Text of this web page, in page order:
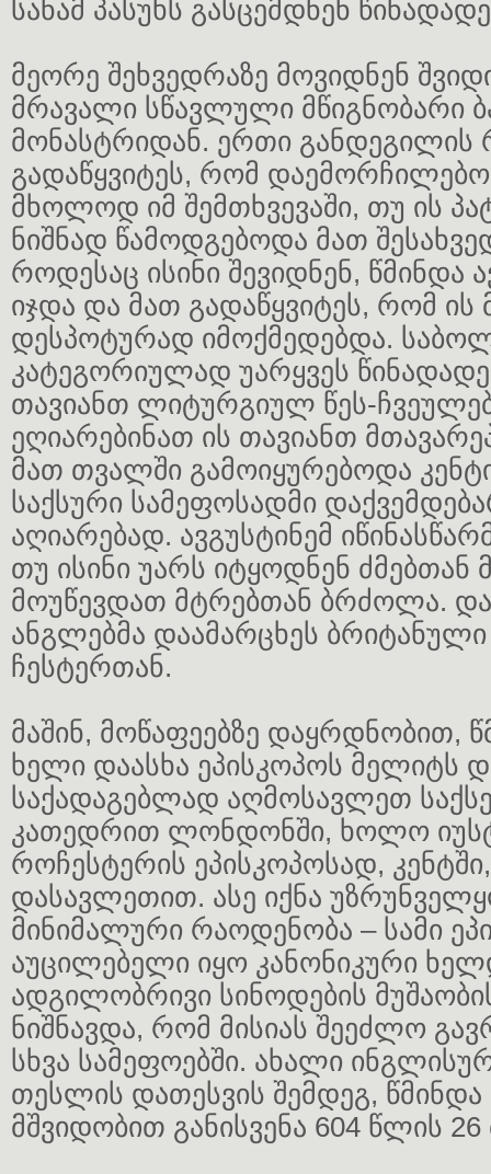
სანამ პასუხს გასცემდნენ
მეორე შეხვედრაზე მოვიდნენ
მრავალი სწავლული მწიგნობარი
მონასტრიდან. ერთი განდეგილის
გადაწყვიტეს, რომ
მხოლოდ იმ შემთხვევაში, თუ ის
ნიშნად წამოდგებოდა მათ
როდესაც ისინი შევიდნენ, წმინდა
იჯდა და მათ გადაწყვიტეს, რომ ის
დესპოტურად იმოქმედებდა.
კატეგორიულად უარყვეს
თავიანთ ლიტურგიულ წეს-
ეღიარებინათ ის თავიანთ
მათ თვალში გამოიყურებოდა
საქსური სამეფოსადმი
აღიარებად. ავგუსტინემ
თუ ისინი უარს იტყოდნენ ძმებთან
მოუწევდათ მტრებთან ბრძოლა.
ანგლებმა დაამარცხეს ბრიტანული
ჩესტერთან.
მაშინ, მოწაფეებზე დაყრდნობით,
ხელი დაასხა ეპისკოპოს მელიტს
საქადაგებლად აღმოსავლეთ
კათედრით ლონდონში, ხოლო
როჩესტერის ეპისკოპოსად,
დასავლეთით. ასე იქნა
მინიმალური რაოდენობა – სამი
აუცილებელი იყო კანონიკური
ადგილობრივი სინოდების
ნიშნავდა, რომ მისიას შეეძლო
სხვა სამეფოებში. ახალი
თესლის დათესვის შემდეგ, წმინდა
მშვიდობით განისვენა 604 წლის 26